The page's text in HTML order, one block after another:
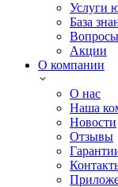
Услуги
База
Акции
О компании
О нас
Наша
Новости
Отзывы